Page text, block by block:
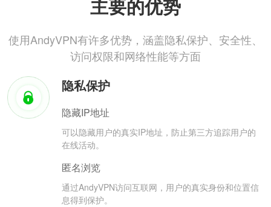
主要的优势
使用AndyVPN有许多优势，涵盖隐私保护、安全性、
访问权限和网络性能等方面
隐私保护
隐藏IP地址
可以隐藏用户的真实IP地址，防止第三方追踪用户的
在线活动。
匿名浏览
通过AndyVPN访问互联网，用户的真实身份和位置信
息得到保护。